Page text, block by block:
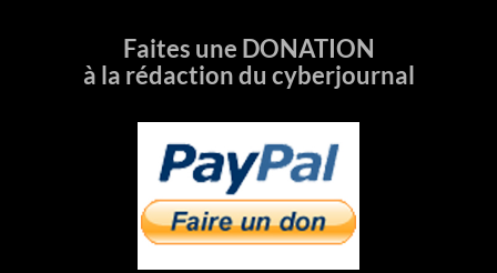
Faites une DONATION
à la rédaction du cyberjournal